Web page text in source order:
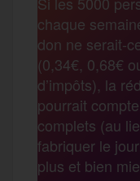
b
o
o
k
t
a
g
e
chaque
don ne serait-
(0,34€, 0,68€
d’impôts), la
pourrait
complets (au
fabriquer le
plus et bien